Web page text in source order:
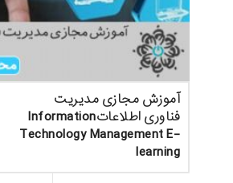
آموزش مجازی مدیریت
فناوری اطلاعاتInformation
Technology Management E-
learning